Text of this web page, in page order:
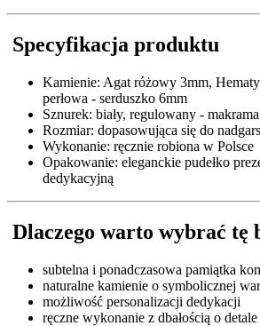
Specyfikacja produktu
Kamienie: Agat różowy 3mm,
perłowa - serduszko 6mm
Sznurek: biały, regulowany - makrama
Rozmiar: dopasowująca się do
Wykonanie: ręcznie robiona w Polsce
Opakowanie: eleganckie pudełko
dedykacyjną
Dlaczego warto wybrać tę
subtelna i ponadczasowa pamiątka
naturalne kamienie o symbolicznej
możliwość personalizacji dedykacji
ręczne wykonanie z dbałością o detale